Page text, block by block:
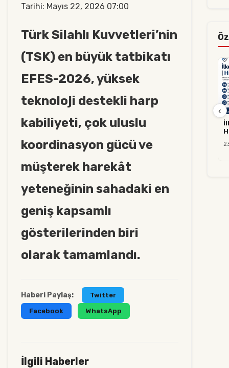
Tarihi: Mayıs 22, 2026 07:00
Türk Silahlı Kuvvetleri’nin
(TSK) en büyük tatbikatı
EFES-2026, yüksek
teknoloji destekli harp
kabiliyeti, çok uluslu
koordinasyon gücü ve
müşterek harekât
yeteneğinin sahadaki en
geniş kapsamlı
gösterilerinden biri
olarak tamamlandı.
Haberi Paylaş: Twitter
Facebook WhatsApp
İlgili Haberler
‹